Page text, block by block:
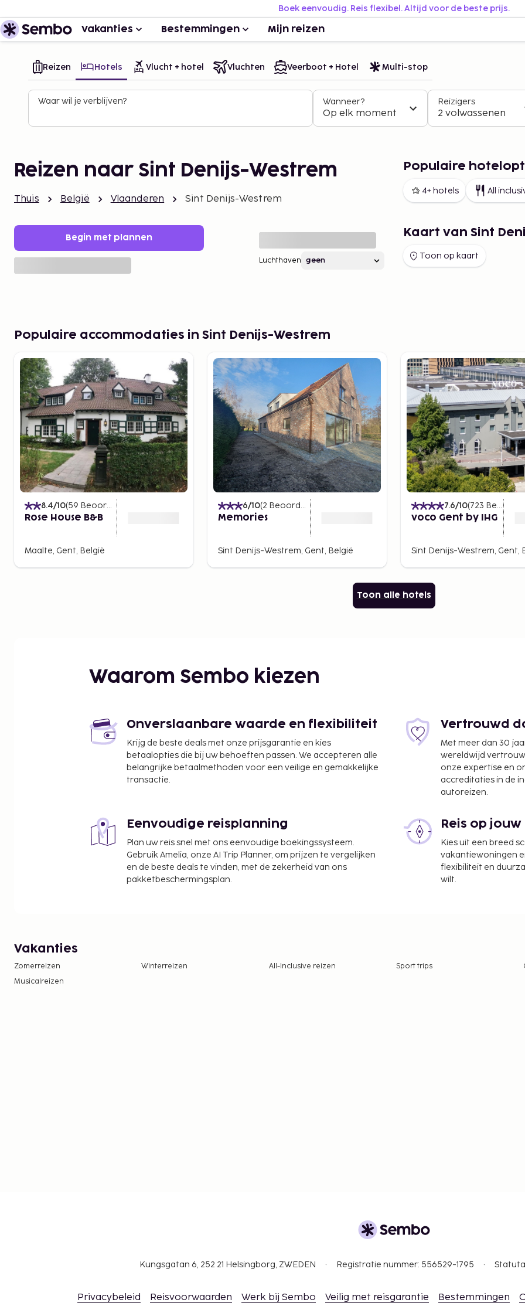
Boek eenvoudig. Reis flexibel. Altijd voor de beste prijs.
Vakanties Bestemmingen Mijn reizen
Reizen Hotels Vlucht + hotel Vluchten Veerboot + Hotel Multi-stop
Waar wil je verblijven? Wanneer?
Op elk moment
Reizigers
2 volwassenen
Reizen naar Sint Denijs-Westrem
Thuis België Vlaanderen Sint Denijs-Westrem
Begin met plannen
Luchthaven
Populaire
4+ hotels All
Kaart van Sint
Toon op kaart
Populaire accommodaties in Sint Denijs-Westrem
8.4/10(59 Beoordelingen
Rose House B&B
Maalte, Gent, België
6/10(2 Beoordelingen
Memories
Sint Denijs-Westrem, Gent, België
7.6/10(723 Beoordelingen
voco Gent by IHG
Sint Denijs-Westrem, Gent,
Toon alle hotels
Waarom Sembo kiezen
Onverslaanbare waarde en flexibiliteit
Krijg de beste deals met onze prijsgarantie en kies
betaalopties die bij uw behoeften passen. We accepteren alle
belangrijke betaalmethoden voor een veilige en gemakkelijke
transactie.
Vertrouwd
Met meer dan 30
wereldwijd
onze expertise en
accreditaties in de
autoreizen.
Eenvoudige reisplanning
Plan uw reis snel met ons eenvoudige boekingssysteem.
Gebruik Amelia, onze AI Trip Planner, om prijzen te vergelijken
en de beste deals te vinden, met de zekerheid van ons
pakketbeschermingsplan.
Reis op
Kies uit een breed
vakantiewoningen
flexibiliteit en
wilt.
Vakanties
Zomerreizen Winterreizen All-Inclusive reizen Sport trips
Musicalreizen
Kungsgatan 6, 252 21 Helsingborg, ZWEDEN Registratie nummer: 556529-1795
Privacybeleid Reisvoorwaarden Werk bij Sembo Veilig met reisgarantie Bestemmingen